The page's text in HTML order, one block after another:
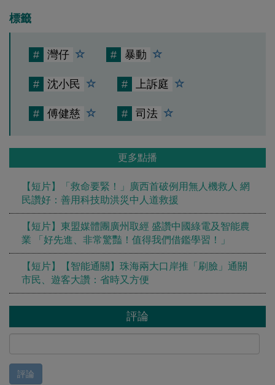
標籤
# 灣仔 # 暴動
# 沈小民 # 上訴庭
# 傅健慈 # 司法
更多點播
【短片】「救命要緊！」廣西首破例用無人機救人 網
民讚好：善用科技助洪災中人道救援
【短片】東盟媒體團廣州取經 盛讚中國綠電及智能農
業 「好先進、非常驚豔！值得我們借鑑學習！」
【短片】【智能通關】珠海兩大口岸推「刷臉」通關
市民、遊客大讚：省時又方便
評論
評論